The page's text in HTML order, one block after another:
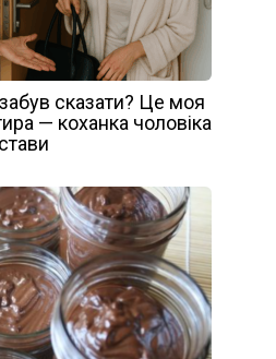
сказати? Це моя
— коханка чоловіка